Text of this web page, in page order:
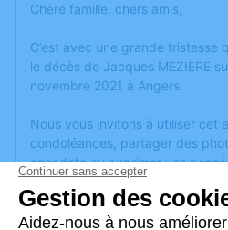
Chère famille, chers amis,
C’est avec une grande tristesse
le décès de Jacques MEZIERE
novembre 2021 à Angers.
Nous vous invitons à utiliser cet
condoléances, partager des
anecdote ou exprimer vos
ou des textes. Cet endroit est un
honorer la mémoire de Jacques